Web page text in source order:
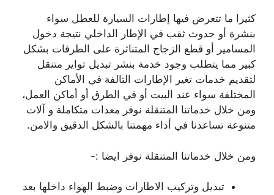
كثيرا ما تتعرض فيها إطارات السيارة للعطل سواء
بنشرة أو حدوث ثقب في الإطار الداخلي نتيجة دخول
المسامير أو قطع الزجاج المتناثرة على الطرقات بشكل
كبير مما يتطلب وجود خدمة بنشر تبديل تواير متنقل
لتقديم خدمات تغير الإطارات التالفة في الأماكن
المختلفة سواء عند البيت أو في الطرق أو أماكن العمل،
ومن خلال خدماتنا المتنقلة نوفر معدات متكاملة و آلات
متنوعة تساعدنا في أداء مهمتنا بالشكل الدقيق والامن.
ومن خلال خدماتنا المتنقلة نوفر ايضا :-
تبديل وتركيب الاطارات وضبط الهواء داخلها بعد